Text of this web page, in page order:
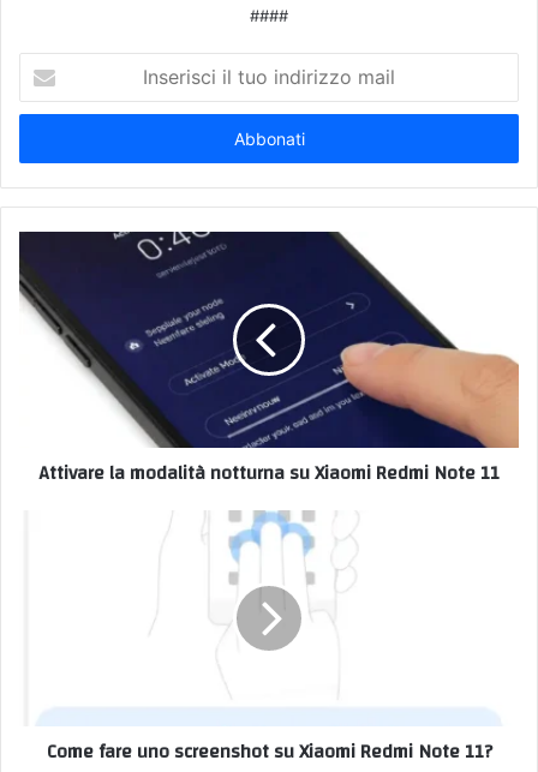
####
tuo
mail
Attivare la modalità notturna su Xiaomi Redmi Note 11
Come fare uno screenshot su Xiaomi Redmi Note 11?